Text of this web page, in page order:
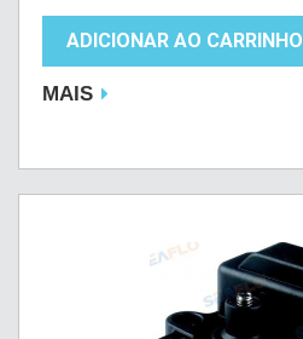
ADICIONAR AO CARRINHO
MAIS